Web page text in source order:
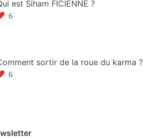
est Siham FICIENNE ?
6
sortir de la roue du karma ?
6